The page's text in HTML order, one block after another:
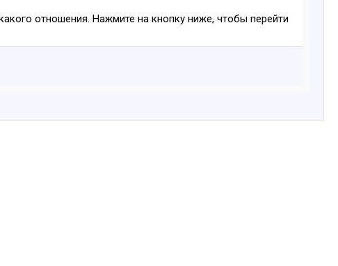
отношения. Нажмите на кнопку ниже, чтобы перейти